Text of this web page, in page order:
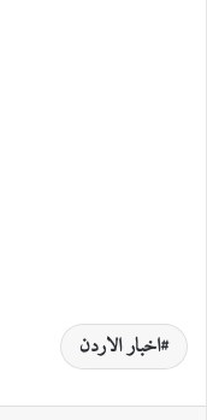
اخبار الاردن